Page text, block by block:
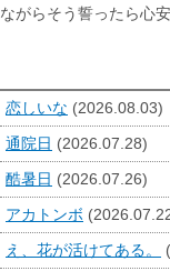
ながらそう誓ったら心安
恋しいな (2026.08.03)
通院日 (2026.07.28)
酷暑日 (2026.07.26)
アカトンボ
え、花が活けてある。